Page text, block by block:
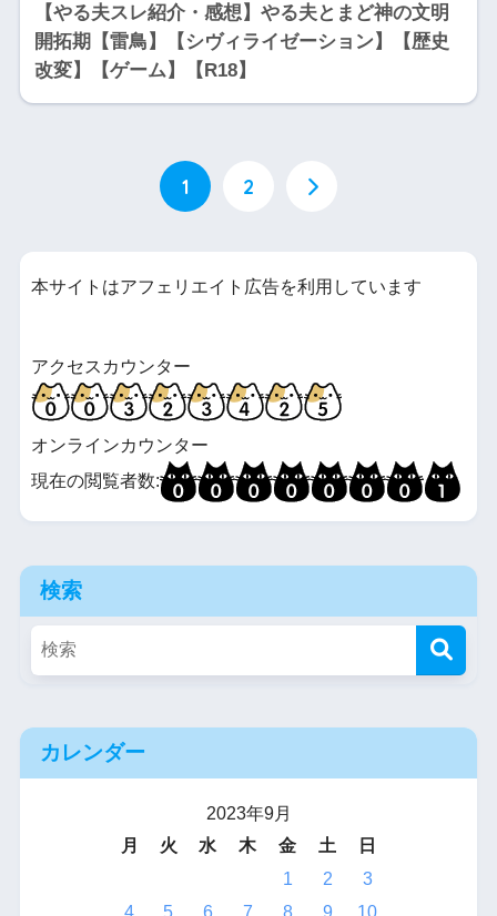
【やる夫スレ紹介・感想】やる夫とまど神の文明
開拓期【雷鳥】【シヴィライゼーション】【歴史
改変】【ゲーム】【R18】
1 2
本サイトはアフェリエイト広告を利用しています
アクセスカウンター
オンラインカウンター
現在の閲覧者数:
検索
カレンダー
2023年9月
月
火 水 木 金 土
日
1
2
3
4
5 6 7 8 9
10